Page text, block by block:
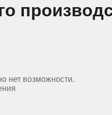
нет возможности.